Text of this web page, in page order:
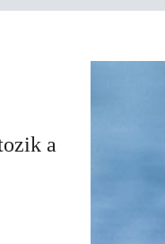
a